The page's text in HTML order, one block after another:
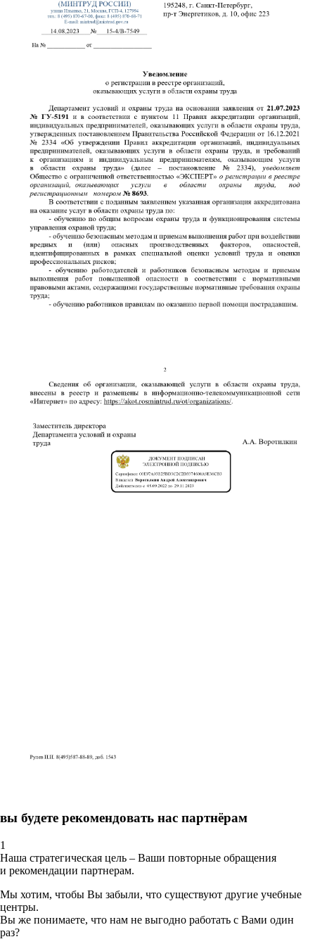
вы будете рекомендовать нас партнёрам
1
Наша стратегическая цель – Ваши повторные обращения
и рекомендации партнерам.
Мы хотим, чтобы Вы забыли, что существуют другие учебные
центры.
Вы же понимаете, что нам не выгодно работать с Вами один
раз?